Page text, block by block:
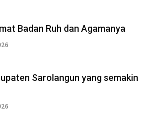
Badan Ruh dan Agamanya
Sarolangun yang semakin